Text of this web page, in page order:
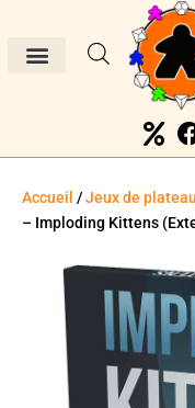
Accueil /Jeux de plateau
– Imploding Kittens